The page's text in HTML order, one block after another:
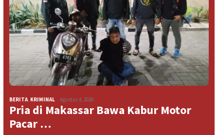
BERITA KRIMINAL Agustus 4, 2026
Pria di Makassar Bawa Kabur Motor
Pacar …